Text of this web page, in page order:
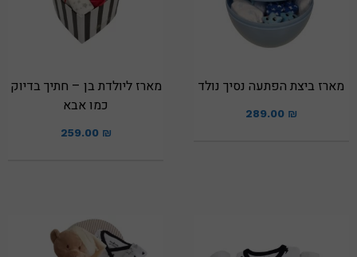
מארז ביצת הפתעה נסיך נולד
289.00 ₪
מארז ליולדת בן – חתיך בדיוק
כמו אבא
259.00 ₪